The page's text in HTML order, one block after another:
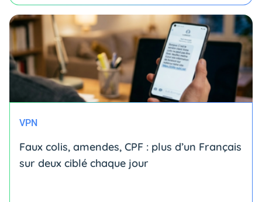
VPN
Faux colis, amendes, CPF : plus d’un Français
sur deux ciblé chaque jour